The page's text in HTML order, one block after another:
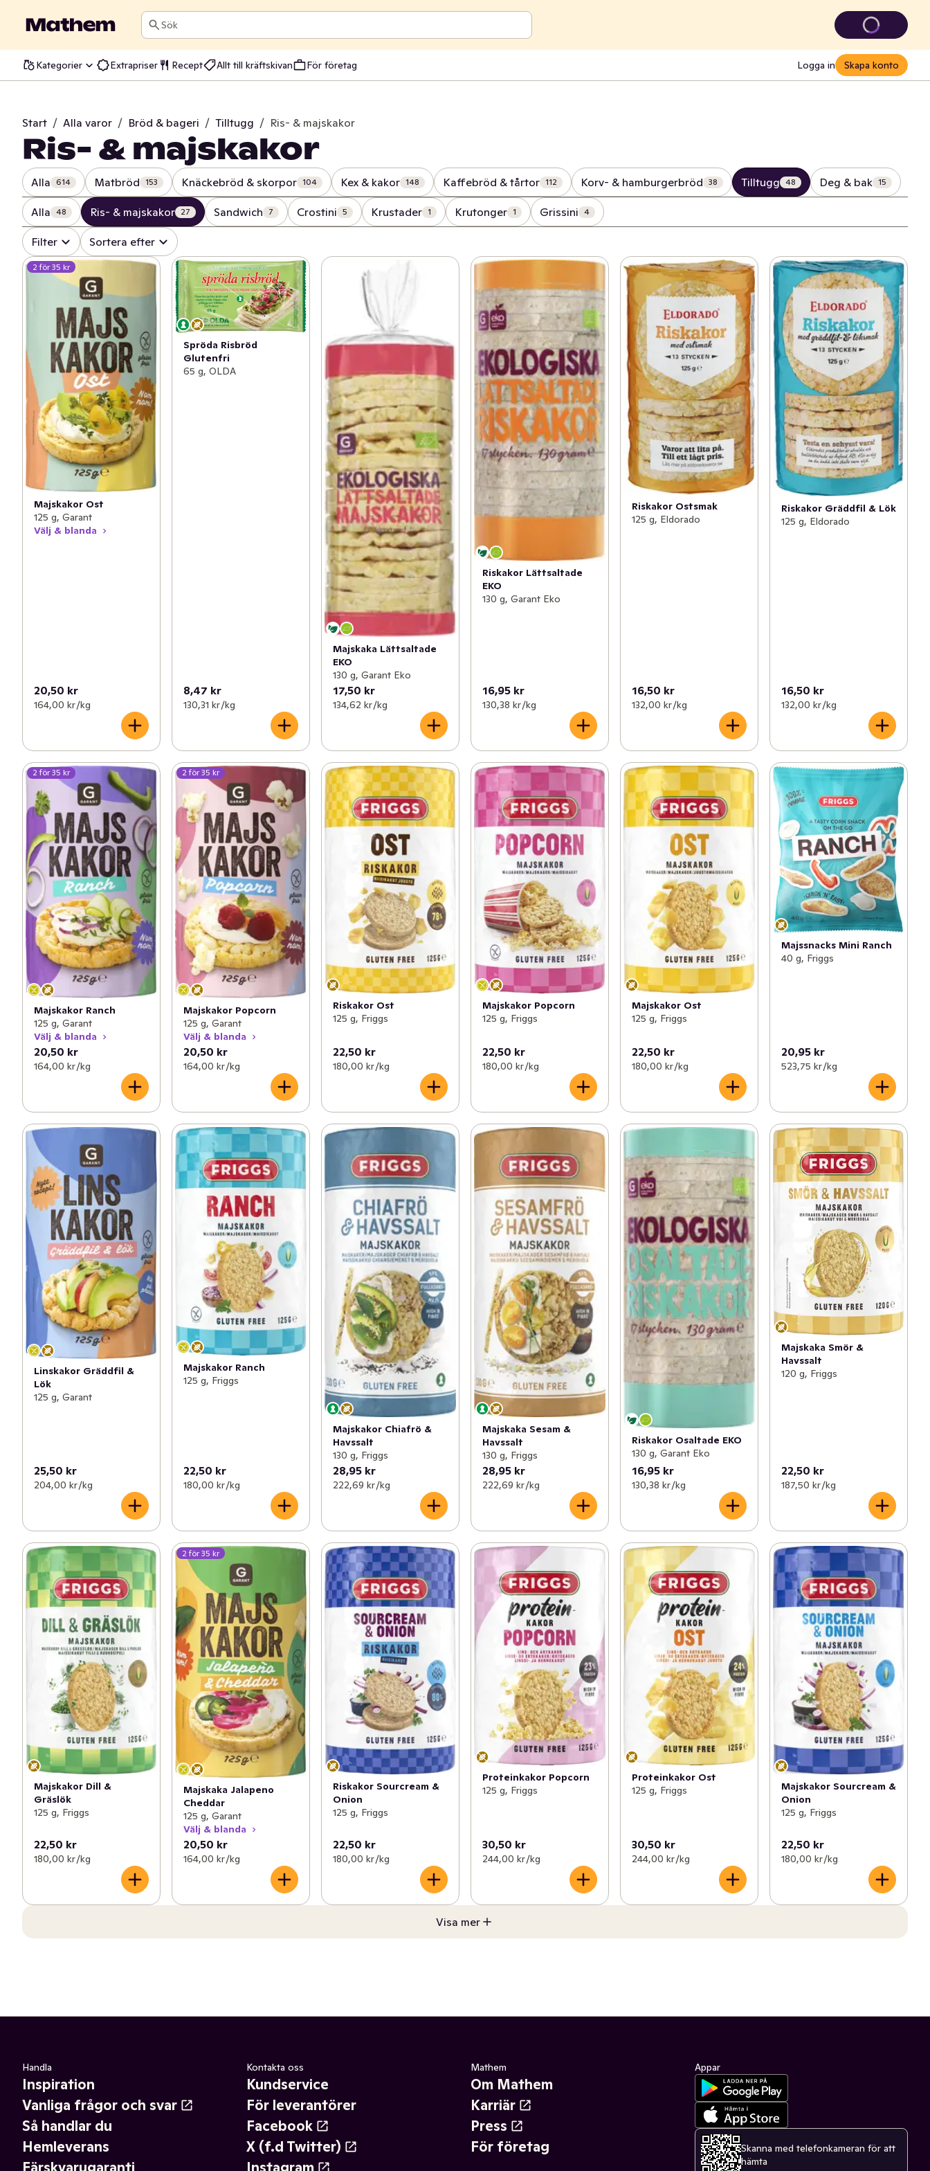
Sök
Kategorier Extrapriser Recept Allt till kräftskivan För företag Logga in Skapa konto
Start / Alla varor / Bröd & bageri / Tilltugg / Ris- & majskakor
Ris- & majskakor
Alla 614 Matbröd 153 Knäckebröd & skorpor 104 Kex & kakor 148 Kaffebröd & tårtor 112 Korv- & hamburgerbröd 38 Tilltugg 48 Deg & bak 15
Alla 48 Ris- & majskakor 27 Sandwich 7 Crostini 5 Krustader 1 Krutonger 1 Grissini 4
Filter Sortera efter
2 för 35 kr
Majskakor Ost
125 g, Garant
Välj & blanda
20,50 kr
164,00 kr /kg
Spröda Risbröd
Glutenfri
65 g, OLDA
8,47 kr
130,31 kr /kg
Majskaka Lättsaltade
EKO
130 g, Garant Eko
17,50 kr
134,62 kr /kg
Riskakor Lättsaltade
EKO
130 g, Garant Eko
16,95 kr
130,38 kr /kg
Riskakor Ostsmak
125 g, Eldorado
16,50 kr
132,00 kr /kg
Riskakor Gräddfil & Lök
125 g, Eldorado
16,50 kr
132,00 kr /kg
2 för 35 kr
Majskakor Ranch
125 g, Garant
Välj & blanda
20,50 kr
164,00 kr /kg
2 för 35 kr
Majskakor Popcorn
125 g, Garant
Välj & blanda
20,50 kr
164,00 kr /kg
Riskakor Ost
125 g, Friggs
22,50 kr
180,00 kr /kg
Majskakor Popcorn
125 g, Friggs
22,50 kr
180,00 kr /kg
Majskakor Ost
125 g, Friggs
22,50 kr
180,00 kr /kg
Majssnacks Mini Ranch
40 g, Friggs
20,95 kr
523,75 kr /kg
Linskakor Gräddfil &
Lök
125 g, Garant
25,50 kr
204,00 kr /kg
Majskakor Ranch
125 g, Friggs
22,50 kr
180,00 kr /kg
Majskakor Chiafrö &
Havssalt
130 g, Friggs
28,95 kr
222,69 kr /kg
Majskaka Sesam &
Havssalt
130 g, Friggs
28,95 kr
222,69 kr /kg
Riskakor Osaltade EKO
130 g, Garant Eko
16,95 kr
130,38 kr /kg
Majskaka Smör &
Havssalt
120 g, Friggs
22,50 kr
187,50 kr /kg
Majskakor Dill &
Gräslök
125 g, Friggs
22,50 kr
180,00 kr /kg
2 för 35 kr
Majskaka Jalapeno
Cheddar
125 g, Garant
Välj & blanda
20,50 kr
164,00 kr /kg
Riskakor Sourcream &
Onion
125 g, Friggs
22,50 kr
180,00 kr /kg
Proteinkakor Popcorn
125 g, Friggs
30,50 kr
244,00 kr /kg
Proteinkakor Ost
125 g, Friggs
30,50 kr
244,00 kr /kg
Majskakor Sourcream &
Onion
125 g, Friggs
22,50 kr
180,00 kr /kg
Visa mer
Handla
Inspiration
Vanliga frågor och svar
Så handlar du
Hemleverans
Kontakta oss
Kundservice
För leverantörer
Facebook
X (f.d Twitter)
Mathem
Om Mathem
Karriär
Press
För företag
Appar
Skanna med telefonkameran för att
hämta